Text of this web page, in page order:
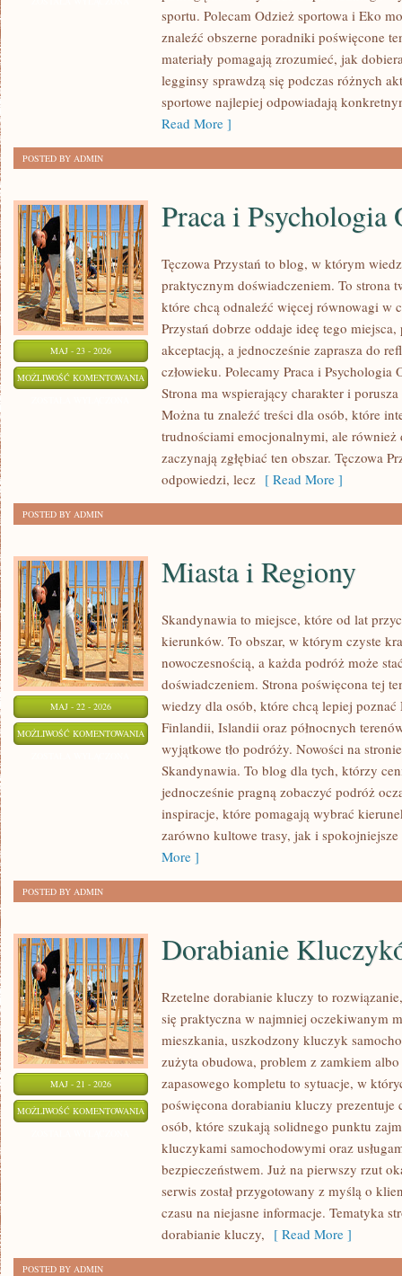
sportu. Polecam Odzież sportowa i Eko
znaleźć obszerne poradniki poświęcone
materiały pomagają zrozumieć, jak
legginsy sprawdzą się podczas różnych
sportowe najlepiej odpowiadają
Read More ]
POSTED BY ADMIN
MAJ - 23 - 2026
MOŻLIWOŚĆ KOMENTOWANIA PRACA
PSYCHOLOGIA
ORGANIZACJI
Praca i Psychologia
Tęczowa Przystań to blog, w którym
praktycznym doświadczeniem. To strona
które chcą odnaleźć więcej równowagi w
Przystań dobrze oddaje ideę tego
akceptacją, a jednocześnie zaprasza do
człowieku. Polecamy Praca i
Strona ma wspierający charakter i
Można tu znaleźć treści dla osób, które
trudnościami emocjonalnymi, ale
zaczynają zgłębiać ten obszar. Tęczowa
odpowiedzi, lecz [ Read More ]
POSTED BY ADMIN
MAJ - 22 - 2026
MOŻLIWOŚĆ KOMENTOWANIA MIASTA
REGIONY
Miasta i Regiony
Skandynawia to miejsce, które od lat
kierunków. To obszar, w którym czyste
nowoczesnością, a każda podróż może
doświadczeniem. Strona poświęcona tej
wiedzy dla osób, które chcą lepiej
Finlandii, Islandii oraz północnych
wyjątkowe tło podróży. Nowości na
Skandynawia. To blog dla tych, którzy
jednocześnie pragną zobaczyć podróż
inspiracje, które pomagają wybrać
zarówno kultowe trasy, jak i
More ]
POSTED BY ADMIN
MAJ - 21 - 2026
MOŻLIWOŚĆ KOMENTOWANIA DORABIANIE
KLUCZYKÓW
Dorabianie
Rzetelne dorabianie kluczy to
się praktyczna w najmniej oczekiwanym
mieszkania, uszkodzony kluczyk
zużyta obudowa, problem z zamkiem
zapasowego kompletu to sytuacje, w
poświęcona dorabianiu kluczy prezentuje
osób, które szukają solidnego punktu
kluczykami samochodowymi oraz
bezpieczeństwem. Już na pierwszy rzut
serwis został przygotowany z myślą o
czasu na niejasne informacje. Tematyka
dorabianie kluczy, [ Read More ]
POSTED BY ADMIN